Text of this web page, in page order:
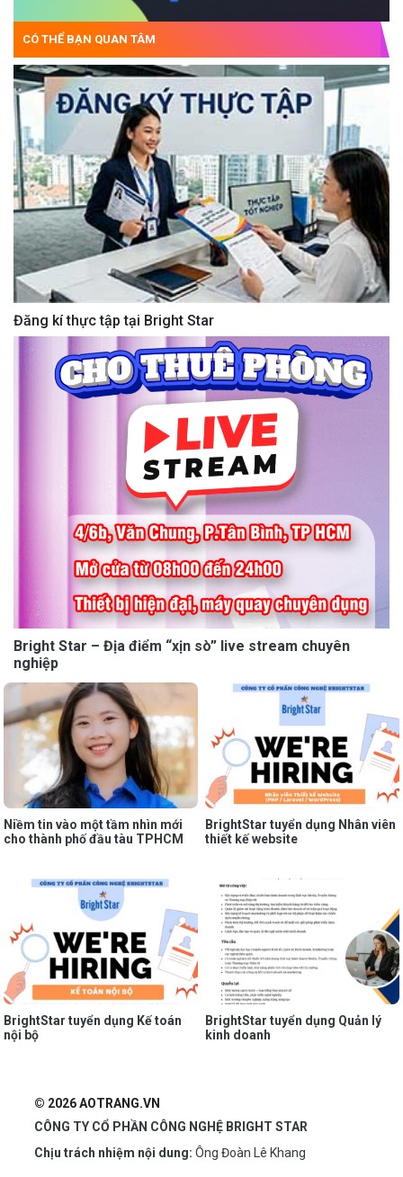
CÓ THỂ BẠN QUAN TÂM
Đăng kí thực tập tại Bright Star
Bright Star – Địa điểm “xịn sò” live stream chuyên
nghiệp
Niềm tin vào một tầm nhìn mới
cho thành phố đầu tàu TPHCM
BrightStar tuyển dụng Nhân viên
thiết kế website
BrightStar tuyển dụng Kế toán
nội bộ
BrightStar tuyển dụng Quản lý
kinh doanh
© 2026 AOTRANG.VN
CÔNG TY CỔ PHẦN CÔNG NGHỆ BRIGHT STAR
Chịu trách nhiệm nội dung: Ông Đoàn Lê Khang